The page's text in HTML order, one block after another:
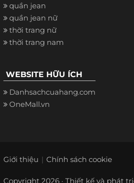
quần jean
quần jean nữ
thời trang nữ
thời trang nam
WEBSITE HỮU ÍCH
Danhsachcuahang.com
OneMall.vn
Giới thiệu Chính sách cookie
Copyright 2026 · Thiết kế và phát